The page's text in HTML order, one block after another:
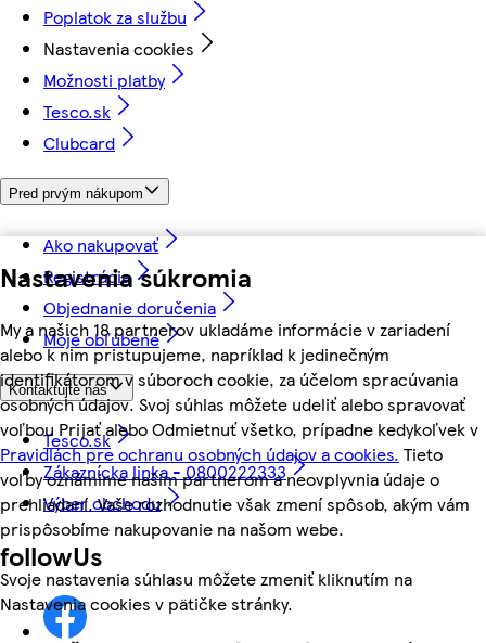
Nastavenia súkromia
My a našich 18 partnerov ukladáme informácie v zariadení
alebo k nim pristupujeme, napríklad k jedinečným
identifikátorom v súboroch cookie, za účelom spracúvania
osobných údajov. Svoj súhlas môžete udeliť alebo spravovať
voľbou Prijať alebo Odmietnuť všetko, prípadne kedykoľvek v
Pravidlách pre ochranu osobných údajov a cookies. Tieto
voľby oznámime našim partnerom a neovplyvnia údaje o
prehliadaní. Vaše rozhodnutie však zmení spôsob, akým vám
prispôsobíme nakupovanie na našom webe.
Svoje nastavenia súhlasu môžete zmeniť kliknutím na
Nastavenia cookies v pätičke stránky.
Poplatok za službu
Nastavenia cookies
Možnosti platby
Tesco.sk
Clubcard
Pred prvým nákupom
Ako nakupovať
Registrácia
Objednanie doručenia
Moje obľúbené
Kontaktujte nás
Tesco.sk
Zákaznícka linka - 0800222333
Výber obchodu
followUs